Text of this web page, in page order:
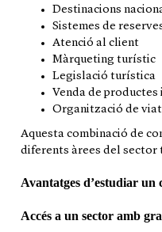
Destinacions
Sistemes de
Atenció al client
Màrqueting turístic
Legislació turística
Venda de productes
Organització de
Aquesta combinació de
diferents àrees del sector
Avantatges d’estudiar un
Accés a un sector amb